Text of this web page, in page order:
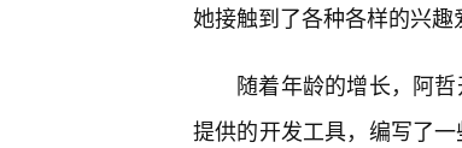
她接触到了各种各样的兴趣
随着年龄的增长，阿
提供的开发工具，编写了